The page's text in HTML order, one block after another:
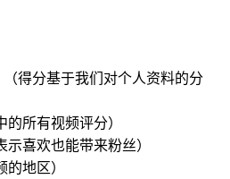
得分基于我们对个人资料的分
所有视频评分）
喜欢也能带来粉丝）
地区）